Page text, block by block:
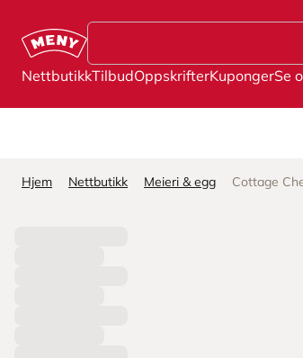
NettbutikkTilbudOppskrifterKupongerSe
Hjem Nettbutikk Meieri & egg Cottage